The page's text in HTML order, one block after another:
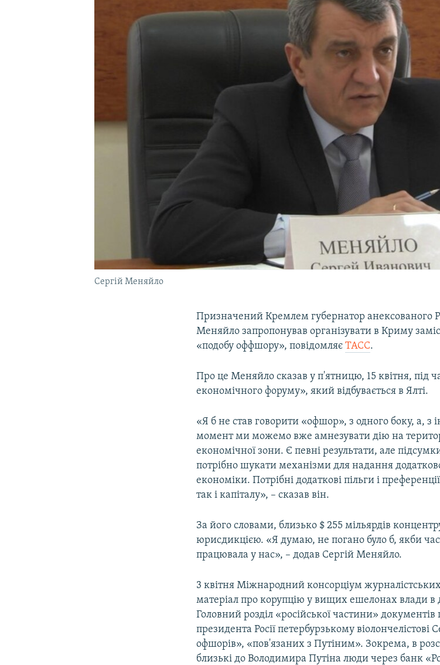
Сергій Меняйло
Призначений Кремлем губернатор анексованого
Меняйло запропонував організувати в Криму
«подобу оффшору», повідомляєТАСС.
Про це Меняйло сказав у п'ятницю, 15 квітня, під
економічного форуму», який відбувається в Ялті.
«Я б не став говорити «офшор», з одного боку, а, з
момент ми можемо вже амнезувати дію на
економічної зони. Є певні результати, але
потрібно шукати механізми для надання
економіки. Потрібні додаткові пільги і
так і капіталу», – сказав він.
За його словами, близько $ 255 мільярдів
юрисдикцією. «Я думаю, не погано було б, якби
працювала у нас», – додав Сергій Меняйло.
3 квітня Міжнародний консорціум журналістських
матеріал про корупцію у вищих ешелонах влади в
Головний розділ «російської частини»
президента Росії петербурзькому віолончелістові
офшорів», «пов'язаних з Путіним». Зокрема, в
близькі до Володимира Путіна люди через банк